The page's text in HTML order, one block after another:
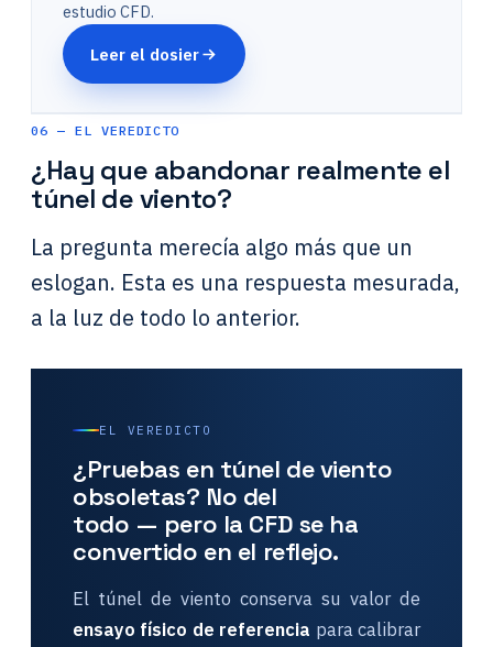
estudio CFD.
Leer el dosier
06 — EL VEREDICTO
¿Hay que abandonar realmente el
túnel de viento?
La pregunta merecía algo más que un
eslogan. Esta es una respuesta mesurada,
a la luz de todo lo anterior.
EL VEREDICTO
¿Pruebas en túnel de viento
obsoletas? No del
todo — pero la CFD se ha
convertido en el reflejo.
El túnel de viento conserva su valor de
ensayo físico de referencia para calibrar